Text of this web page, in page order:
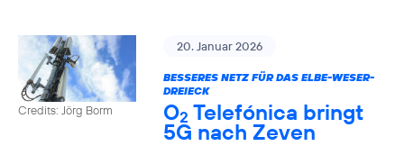
Credits: Jörg Borm
20. Januar 2026
BESSERES NETZ FÜR DAS ELBE-WESER-
DREIECK
O2 Telefónica bringt
5G nach Zeven